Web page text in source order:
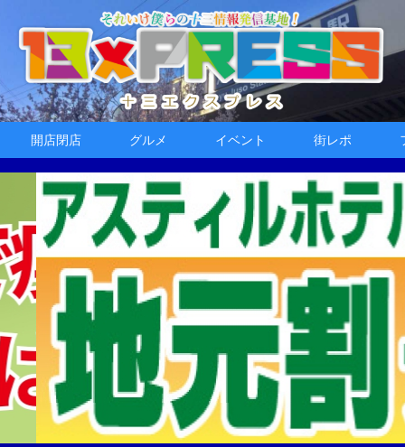
開店閉店 グルメ イベント 街レポ